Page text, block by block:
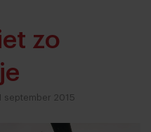
zo
september 2015